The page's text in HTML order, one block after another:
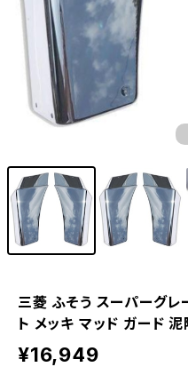
三菱 ふそう スーパーグ
ト メッキ マッド ガード
¥16,949